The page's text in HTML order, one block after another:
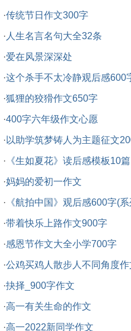
·传统节日作文300字
· 人生名言名句大全32条
·爱在风景深深处
·这个杀手不太冷静观后感600
·狐狸的狡猾作文650字
·400字六年级作文心愿
· 以助学筑梦铸人为主题征文
· 《生如夏花》读后感模板10篇
·妈妈的爱初一作文
· 《航拍中国》观后感600字(
·带着快乐上路作文900字
·感恩节作文大全小学700字
·公鸡买鸡人散步人不同角度
·抉择_900字作文
·高一有关生命的作文
·高一2022新同学作文